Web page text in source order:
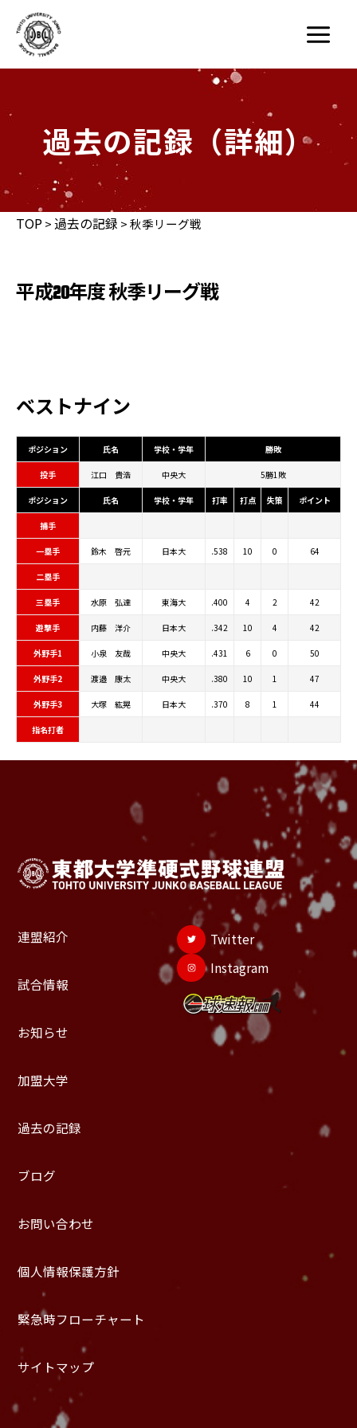
Main
過去の記録（詳細）
TOP>過去の記録 >秋季リーグ戦
平成20年度 秋季リーグ戦
ベストナイン
ポジション 氏名 学校・学年 勝敗
投手 江口 貴浩 中央大 5勝1敗
ポジション 氏名 学校・学年 打率 打点 失策 ポイント
捕手
一塁手 鈴木 啓元 日本大 .538 10 0 64
二塁手
三塁手 水原 弘達 東海大 .400 4 2 42
遊撃手 内藤 洋介 日本大 .342 10 4 42
外野手1 小泉 友哉 中央大 .431 6 0 50
外野手2 渡邉 康太 中央大 .380 10 1 47
外野手3 大塚 紘晃 日本大 .370 8 1 44
指名打者
連盟紹介
試合情報
お知らせ
加盟大学
過去の記録
ブログ
お問い合わせ
個人情報保護方針
緊急時フローチャート
サイトマップ
Twitter
Instagram